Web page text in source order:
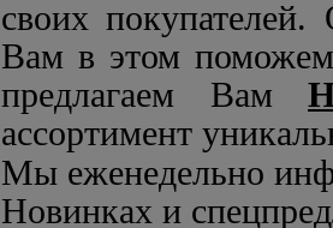
своих
Вам в этом
предлагаем Вам
ассортимент
Мы еженедельно
Новинках и